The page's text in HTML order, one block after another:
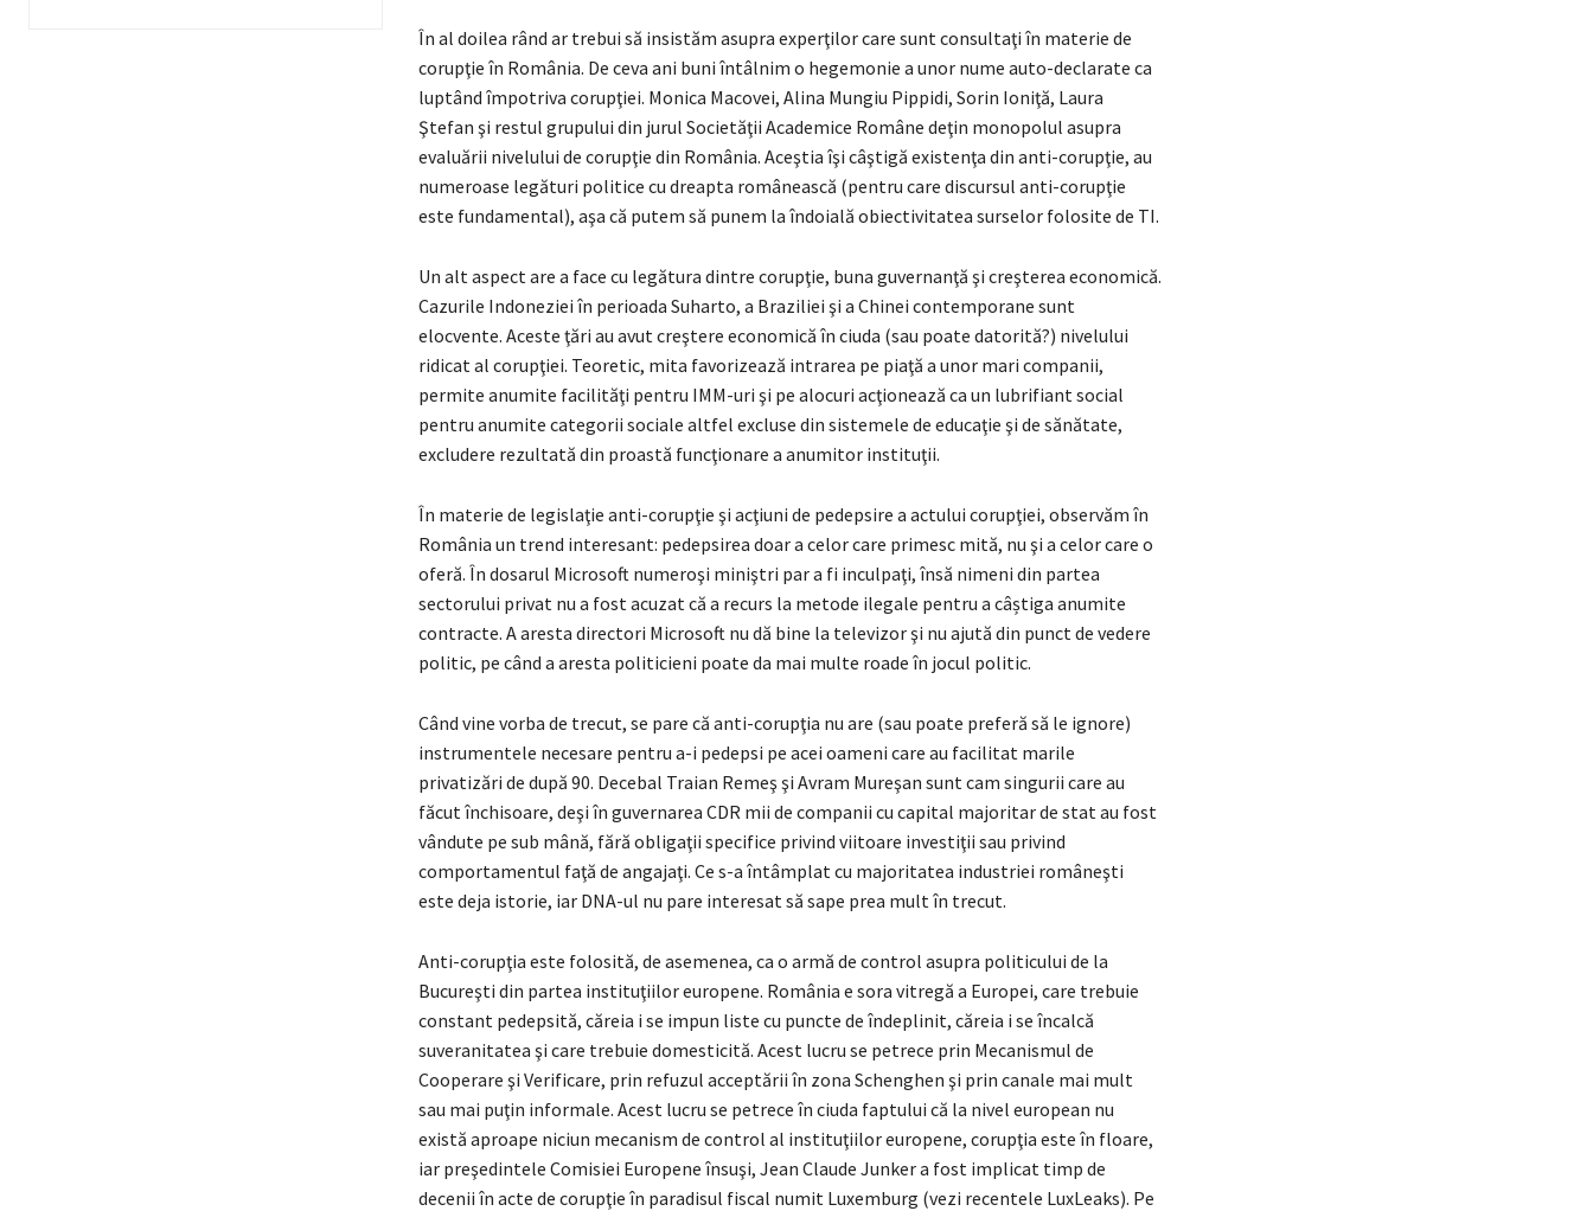
În al doilea rând ar trebui să insistăm asupra experţilor care sunt consultaţi în materie de
corupţie în România. De ceva ani buni întâlnim o hegemonie a unor nume auto-declarate ca
luptând împotriva corupţiei. Monica Macovei, Alina Mungiu Pippidi, Sorin Ioniţă, Laura
Ştefan şi restul grupului din jurul Societăţii Academice Române deţin monopolul asupra
evaluării nivelului de corupţie din România. Aceştia îşi câştigă existenţa din anti-corupţie, au
numeroase legături politice cu dreapta românească (pentru care discursul anti-corupţie
este fundamental), aşa că putem să punem la îndoială obiectivitatea surselor folosite de TI.
Un alt aspect are a face cu legătura dintre corupţie, buna guvernanţă şi creşterea economică.
Cazurile Indoneziei în perioada Suharto, a Braziliei şi a Chinei contemporane sunt
elocvente. Aceste ţări au avut creştere economică în ciuda (sau poate datorită?) nivelului
ridicat al corupţiei. Teoretic, mita favorizează intrarea pe piaţă a unor mari companii,
permite anumite facilităţi pentru IMM-uri şi pe alocuri acţionează ca un lubrifiant social
pentru anumite categorii sociale altfel excluse din sistemele de educaţie şi de sănătate,
excludere rezultată din proastă funcţionare a anumitor instituţii.
În materie de legislaţie anti-corupţie şi acţiuni de pedepsire a actului corupţiei, observăm în
România un trend interesant: pedepsirea doar a celor care primesc mită, nu şi a celor care o
oferă. În dosarul Microsoft numeroşi miniştri par a fi inculpaţi, însă nimeni din partea
sectorului privat nu a fost acuzat că a recurs la metode ilegale pentru a câștiga anumite
contracte. A aresta directori Microsoft nu dă bine la televizor şi nu ajută din punct de vedere
politic, pe când a aresta politicieni poate da mai multe roade în jocul politic.
Când vine vorba de trecut, se pare că anti-corupţia nu are (sau poate preferă să le ignore)
instrumentele necesare pentru a-i pedepsi pe acei oameni care au facilitat marile
privatizări de după 90. Decebal Traian Remeş şi Avram Mureşan sunt cam singurii care au
făcut închisoare, deşi în guvernarea CDR mii de companii cu capital majoritar de stat au fost
vândute pe sub mână, fără obligaţii specifice privind viitoare investiţii sau privind
comportamentul faţă de angajaţi. Ce s-a întâmplat cu majoritatea industriei româneşti
este deja istorie, iar DNA-ul nu pare interesat să sape prea mult în trecut.
Anti-corupţia este folosită, de asemenea, ca o armă de control asupra politicului de la
Bucureşti din partea instituţiilor europene. România e sora vitregă a Europei, care trebuie
constant pedepsită, căreia i se impun liste cu puncte de îndeplinit, căreia i se încalcă
suveranitatea şi care trebuie domesticită. Acest lucru se petrece prin Mecanismul de
Cooperare şi Verificare, prin refuzul acceptării în zona Schenghen şi prin canale mai mult
sau mai puţin informale. Acest lucru se petrece în ciuda faptului că la nivel european nu
există aproape niciun mecanism de control al instituţiilor europene, corupţia este în floare,
iar preşedintele Comisiei Europene însuşi, Jean Claude Junker a fost implicat timp de
decenii în acte de corupţie în paradisul fiscal numit Luxemburg (vezi recentele LuxLeaks). Pe